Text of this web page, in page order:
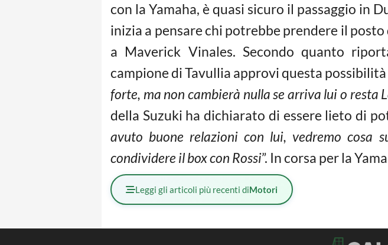
con la Yamaha, è quasi sicuro il passaggio in
inizia a pensare chi potrebbe prendere il
a Maverick Vinales. Secondo quanto
campione di Tavullia approvi questa
forte, ma non cambierà nulla se arriva lui o resta
della Suzuki ha dichiarato di essere lieto di
avuto buone relazioni con lui, vedremo cosa
condividere il box con Rossi”. In corsa per la
Leggi gli articoli più recenti diMotori